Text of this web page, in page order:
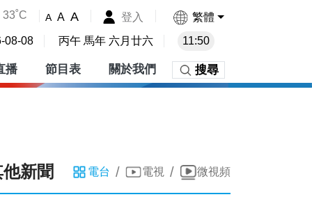
33˚C A A A 登入 繁體
08-08 丙午 馬年 六月廿六 11:50
播 節目表 關於我們 搜尋
新聞 電台 / 電視 / 微視頻